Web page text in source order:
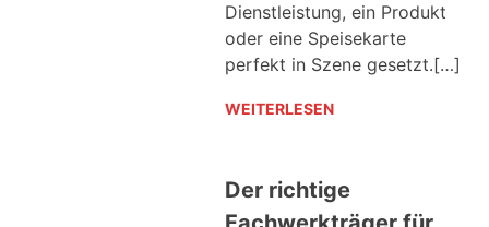
Dienstleistung, ein Produkt
oder eine Speisekarte
perfekt in Szene gesetzt.[…]
WEITERLESEN
Der richtige